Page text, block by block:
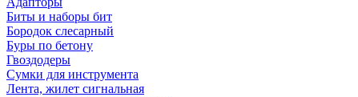
Биты и наборы бит
Бородок слесарный
Буры по бетону
Гвоздодеры
Сумки для инструмента
Лента, жилет сигнальная